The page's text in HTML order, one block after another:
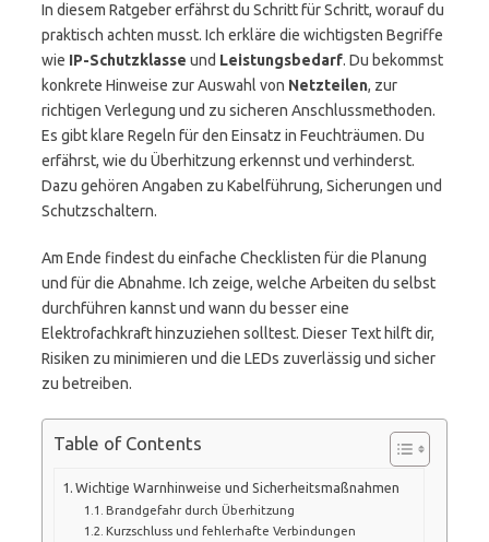
In diesem Ratgeber erfährst du Schritt für Schritt, worauf du
praktisch achten musst. Ich erkläre die wichtigsten Begriffe
wie IP-Schutzklasse und Leistungsbedarf. Du bekommst
konkrete Hinweise zur Auswahl von Netzteilen, zur
richtigen Verlegung und zu sicheren Anschlussmethoden.
Es gibt klare Regeln für den Einsatz in Feuchträumen. Du
erfährst, wie du Überhitzung erkennst und verhinderst.
Dazu gehören Angaben zu Kabelführung, Sicherungen und
Schutzschaltern.
Am Ende findest du einfache Checklisten für die Planung
und für die Abnahme. Ich zeige, welche Arbeiten du selbst
durchführen kannst und wann du besser eine
Elektrofachkraft hinzuziehen solltest. Dieser Text hilft dir,
Risiken zu minimieren und die LEDs zuverlässig und sicher
zu betreiben.
Table of Contents
Wichtige Warnhinweise und Sicherheitsmaßnahmen
Brandgefahr durch Überhitzung
Kurzschluss und fehlerhafte Verbindungen